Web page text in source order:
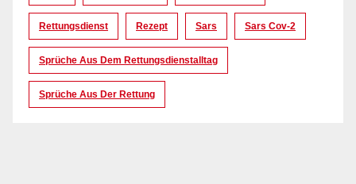
Rettungsdienst Rezept Sars Sars Cov-2
Sprüche Aus Dem Rettungsdienstalltag
Sprüche Aus Der Rettung